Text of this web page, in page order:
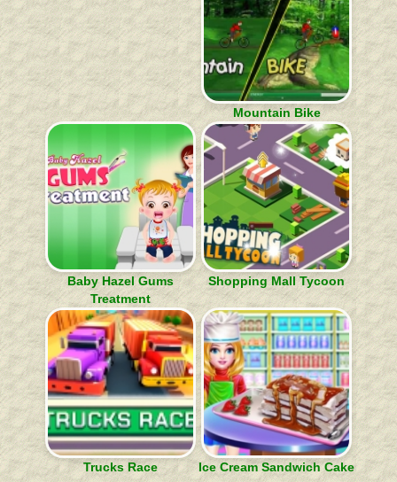
Mountain Bike
Baby Hazel Gums
Treatment
Shopping Mall Tycoon
Trucks Race Ice Cream Sandwich Cake